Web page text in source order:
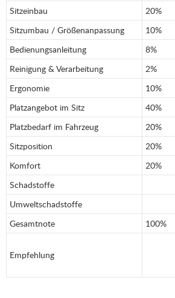
Sitzeinbau
20%
Sitzumbau / Größenanpassung
10%
Bedienungsanleitung
8%
Reinigung & Verarbeitung
2%
Ergonomie
10%
Platzangebot im Sitz
40%
Platzbedarf im Fahrzeug
20%
Sitzposition
20%
Komfort
20%
Schadstoffe
Umweltschadstoffe
Gesamtnote
100%
Empfehlung